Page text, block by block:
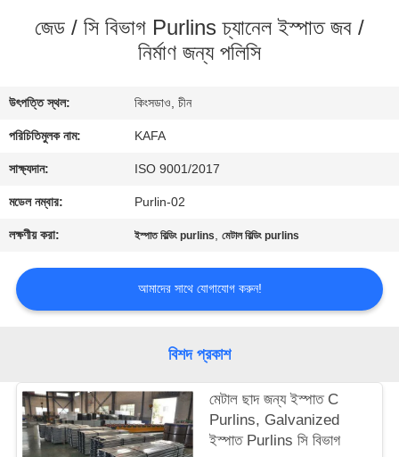
আমাদের
কারখানা
পরিদর্শন
গুণমান
নিয়ন্ত্রণ
আমাদের
সাথে
করুন
খবর
জেড / সি বিভাগ Purlins চ্যানেল ইস্পাত জব /
নির্মাণ জন্য পলিসি
উৎপত্তি স্থল: কিংসডাও, চীন
পরিচিতিমুলক নাম: KAFA
সাক্ষ্যদান: ISO 9001/2017
মডেল নম্বার: Purlin-02
লক্ষণীয় করা: ইস্পাত বিল্ডিং purlins,মেটাল বিল্ডিং purlins
আমাদের সাথে যোগাযোগ করুন!
বিশদ প্রকাশ
মেটাল ছাদ জন্য ইস্পাত C
Purlins, Galvanized
ইস্পাত Purlins সি বিভাগ